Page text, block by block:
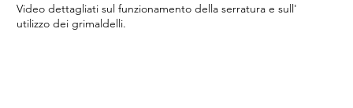
Video dettagliati sul funzionamento della serratura e sull'
utilizzo dei grimaldelli.